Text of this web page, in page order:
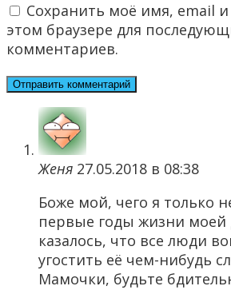
Сохранить моё имя, email и
этом браузере для
комментариев.
Женя 27.05.2018 в 08:38
Боже мой, чего я только
первые годы жизни моей
казалось, что все люди
угостить её чем-нибудь
Мамочки, будьте